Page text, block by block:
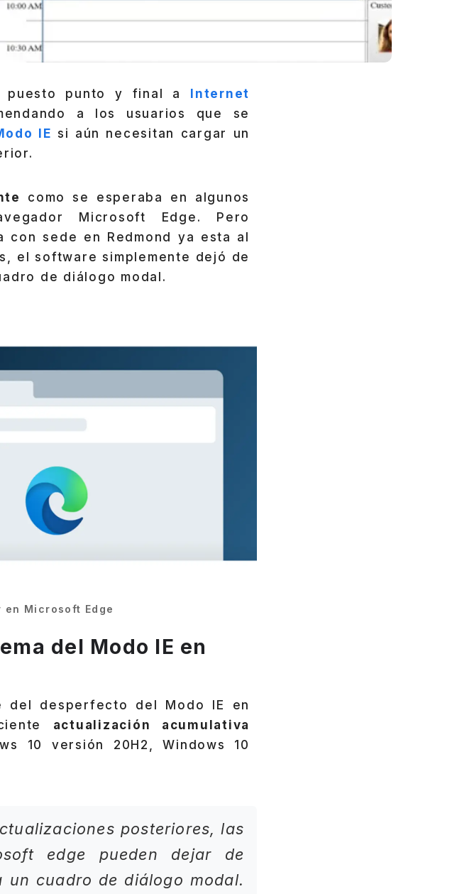
puesto punto y final a
Internet
a los usuarios que se
IE si aún necesitan cargar un
como se esperaba en algunos
Microsoft Edge. Pero
con sede en Redmond ya esta al
el software simplemente dejó de
de diálogo modal.
en Microsoft Edge
del Modo IE en
del desperfecto del Modo IE en
actualización acumulativa
10 versión 20H2, Windows 10
posteriores, las
edge pueden dejar de
un cuadro de diálogo modal.